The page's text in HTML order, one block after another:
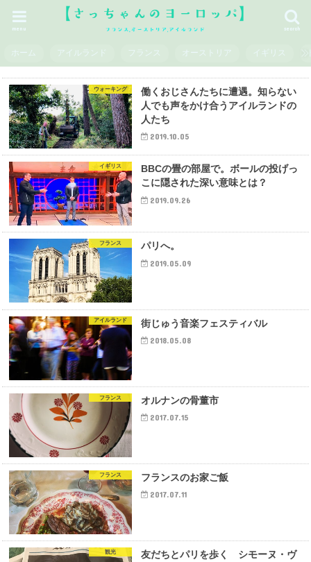
search
menu
ホーム アイルランド フランス オーストリア イギリス
ウォーキング
働くおじさんたちに遭遇。知らない
人でも声をかけ合うアイルランドの
人たち
2019.10.05
イギリス
BBCの畳の部屋で。ボールの投げっ
こに隠された深い意味とは？
2019.09.26
フランス パリへ。
2019.05.09
アイルランド 街じゅう音楽フェスティバル
2018.05.08
フランス オルナンの骨董市
2017.07.15
フランス フランスのお家ご飯
2017.07.11
観光
友だちとパリを歩く シモーヌ・ヴ